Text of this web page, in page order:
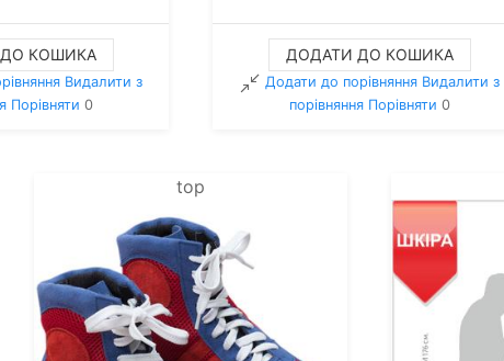
КОШИКА
Видалити з
Порівняти 0
ДОДАТИ ДО КОШИКА
Додати до порівняння Видалити з
порiвняння Порівняти 0
top